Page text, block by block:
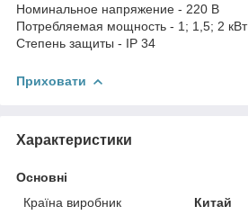
Номинальное напряжение - 220 В
Потребляемая мощность - 1; 1,5; 2 кВт
Степень защиты - IP 34
Приховати
Характеристики
Основні
Країна виробник
Китай